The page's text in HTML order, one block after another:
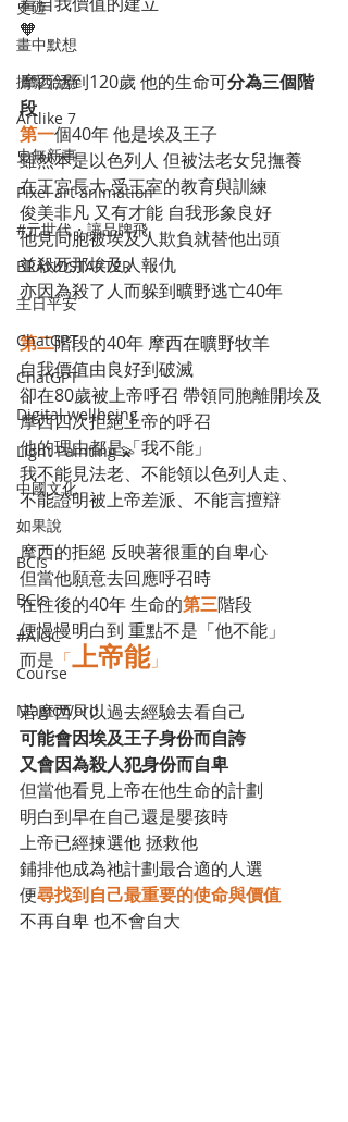
史遊
畫中默想
攝影治療
Artlike 7
史無新事
Pixel art animation
#元世代・讓品牌飛
BRANDSTARTER
主日平安
ChatGPT
ChatGPT
Digital wellbeing
Light Painting 💫
中國文化
如果說
BCIs
BCIs
#AIGC
Course
MagicWord
🧡
摩西活到120歲 他的生命可分為三個階
段
第一個40年 他是埃及王子
雖然本是以色列人 但被法老女兒撫養
在王宮長大 受王室的教育與訓練
俊美非凡 又有才能 自我形象良好
他見同胞被埃及人欺負就替他出頭
並殺死那埃及人報仇
亦因為殺了人而躲到曠野逃亡40年
第二階段的40年 摩西在曠野牧羊
自我價值由良好到破滅
卻在80歲被上帝呼召 帶領同胞離開埃及
摩西四次拒絕上帝的呼召
他的理由都是「我不能」
我不能見法老、不能領以色列人走、
不能證明被上帝差派、不能言擅辯
摩西的拒絕 反映著很重的自卑心
但當他願意去回應呼召時
在往後的40年 生命的第三階段
便慢慢明白到 重點不是「他不能」
而是 「上帝能」
若摩西只以過去經驗去看自己
可能會因埃及王子身份而自誇
又會因為殺人犯身份而自卑
但當他看見上帝在他生命的計劃
明白到早在自己還是嬰孩時
上帝已經揀選他 拯救他
鋪排他成為祂計劃最合適的人選
便尋找到自己最重要的使命與價值
不再自卑 也不會自大